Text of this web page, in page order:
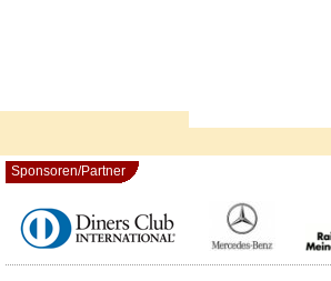
Sponsoren/Partner